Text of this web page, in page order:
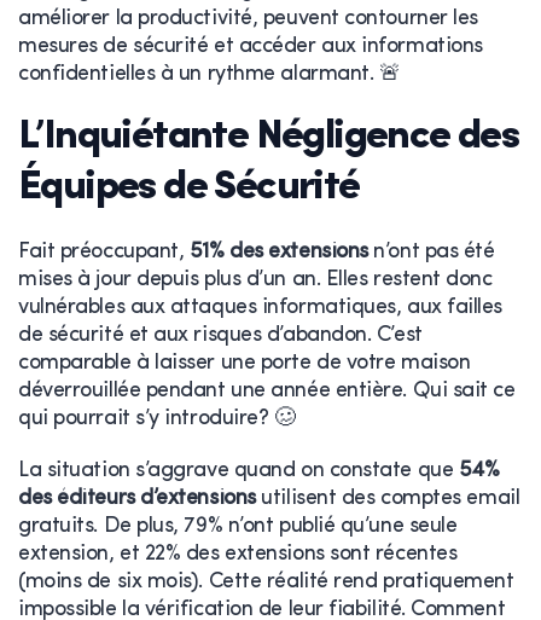
améliorer la productivité, peuvent contourner les
mesures de sécurité et accéder aux informations
confidentielles à un rythme alarmant. 🚨
L’Inquiétante Négligence des
Équipes de Sécurité
Fait préoccupant, 51% des extensionsn’ont pas été
mises à jour depuis plus d’un an. Elles restent donc
vulnérables aux attaques informatiques, aux failles
de sécurité et aux risques d’abandon. C’est
comparable à laisser une porte de votre maison
déverrouillée pendant une année entière. Qui sait ce
qui pourrait s’y introduire? 🥴
La situation s’aggrave quand on constate que 54%
des éditeurs d’extensionsutilisent des comptes email
gratuits. De plus, 79% n’ont publié qu’une seule
extension, et 22% des extensions sont récentes
(moins de six mois). Cette réalité rend pratiquement
impossible la vérification de leur fiabilité. Comment